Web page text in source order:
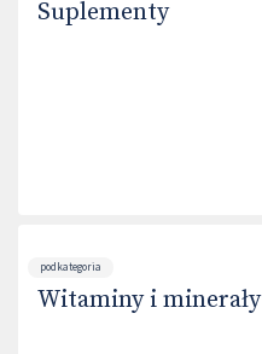
Suplementy
podkategoria
Witaminy i minerały